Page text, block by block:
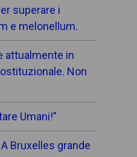
superare i
e melonellum.
attualmente in
Non
Umani!”
Bruxelles grande